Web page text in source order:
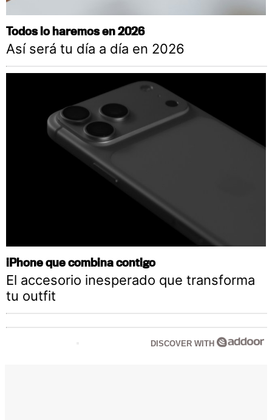
Todos lo haremos en 2026
Así será tu día a día en 2026
iPhone que combina contigo
El accesorio inesperado que transforma
tu outfit
DISCOVER WITH